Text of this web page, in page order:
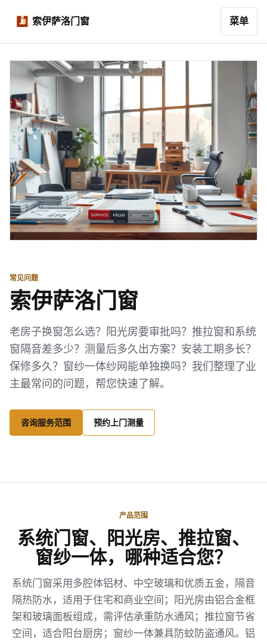
索伊萨洛门窗 菜单
常见问题
索伊萨洛门窗
老房子换窗怎么选？阳光房要审批吗？推拉窗和系统
窗隔音差多少？测量后多久出方案？安装工期多长？
保修多久？窗纱一体纱网能单独换吗？我们整理了业
主最常问的问题，帮您快速了解。
咨询服务范围 预约上门测量
产品范围
系统门窗、阳光房、推拉窗、
窗纱一体，哪种适合您？
系统门窗采用多腔体铝材、中空玻璃和优质五金，隔音
隔热防水，适用于住宅和商业空间；阳光房由铝合金框
架和玻璃面板组成，需评估承重防水通风；推拉窗节省
空间，适合阳台厨房；窗纱一体兼具防蚊防盗通风。铝